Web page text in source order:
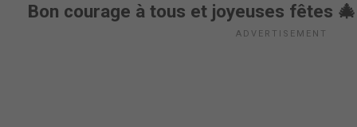
Bon courage à tous et joyeuses fêtes 🎄